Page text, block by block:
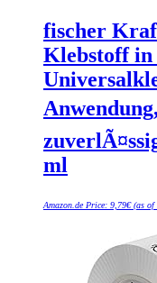
fischer
Klebstoff in
ml
Amazon.de Price: 9,79€(as of